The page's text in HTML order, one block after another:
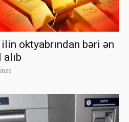
oktyabrından bəri ən
alıb